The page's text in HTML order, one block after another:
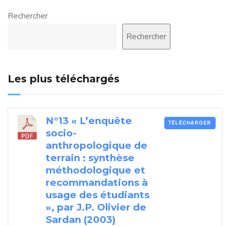
Rechercher
Rechercher
Les plus téléchargés
N°13 « L’enquête
socio-
anthropologique de
terrain : synthèse
méthodologique et
recommandations à
usage des étudiants
», par J.P. Olivier de
Sardan (2003)
TÉLÉCHARGER